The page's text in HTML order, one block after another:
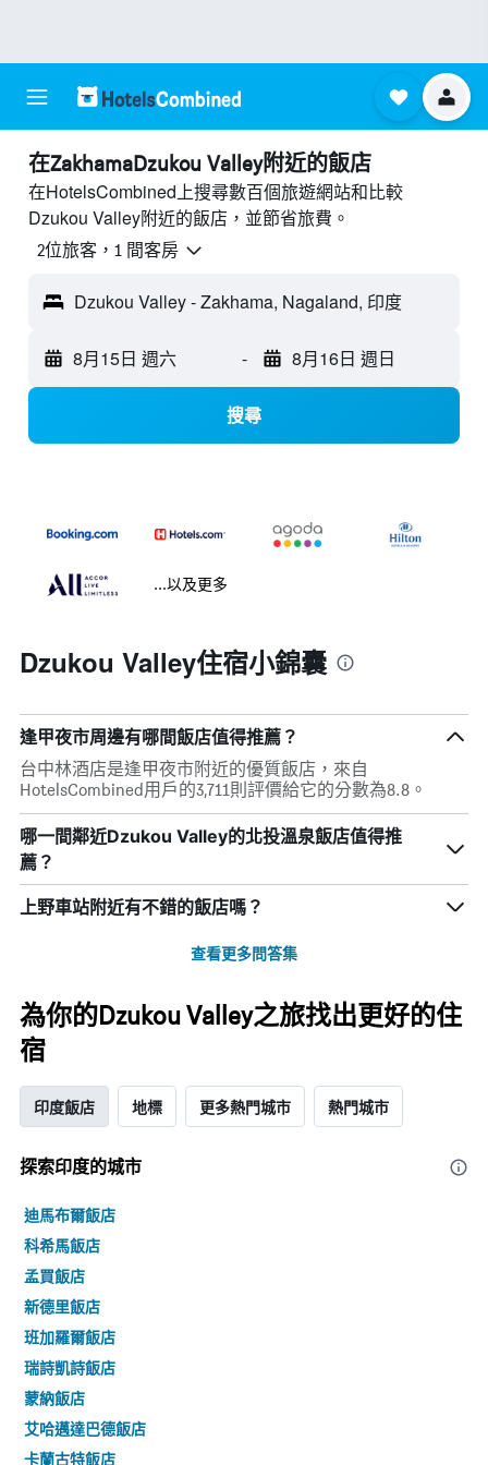
​在ZakhamaDzukou Valley附近​的飯店
在HotelsCombined上搜尋數百個旅遊網站和比較
Dzukou Valley附近的飯店，並節省旅費。
2位旅客，1 間客房
Dzukou Valley - Zakhama, Nagaland, 印度
8月15日 週六 - 8月16日 週日
搜尋
...以及更多
Dzukou Valley住宿小錦囊
逢甲夜市周邊有哪間飯店值得推薦？
台中林酒店是逢甲夜市附近的優質飯店，來自
HotelsCombined用戶的3,711則評價給它的分數為8.8。
哪一間鄰近Dzukou Valley的北投溫泉飯店值得推
薦？
上野車站附近有不錯的飯店嗎？
查看更多問答集
為你的Dzukou Valley之旅找出更好的住
宿
印度飯店 地標 更多熱門城市 熱門城市
探索印度​的城市
迪馬布爾飯店
科希馬飯店
孟買飯店
新德里飯店
班加羅爾飯店
瑞詩凱詩飯店
蒙納飯店
艾哈邁達巴德飯店
卡蘭古特飯店